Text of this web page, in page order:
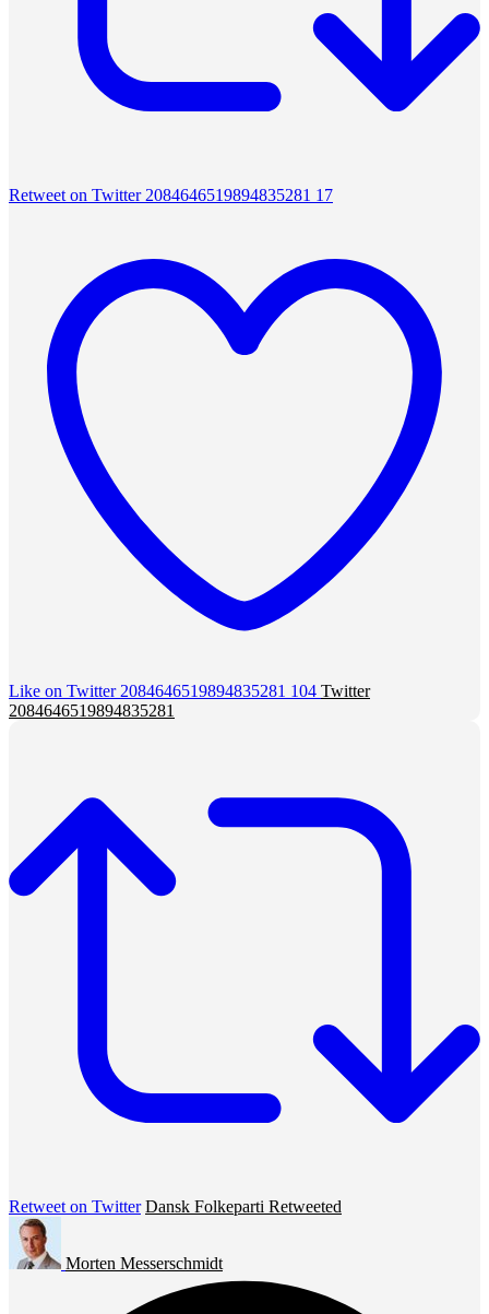
Retweet on Twitter 2084646519894835281 17
Like on Twitter 2084646519894835281 104 Twitter
2084646519894835281
Retweet on Twitter Dansk Folkeparti Retweeted
Morten Messerschmidt